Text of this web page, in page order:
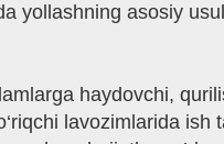
yollashning asosiy
haydovchi,
lavozimlarida ish